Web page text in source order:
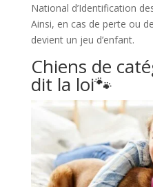
National d’Identification
Ainsi, en cas de perte ou
devient un jeu d’enfant.
Chiens de
dit la loi🐾​